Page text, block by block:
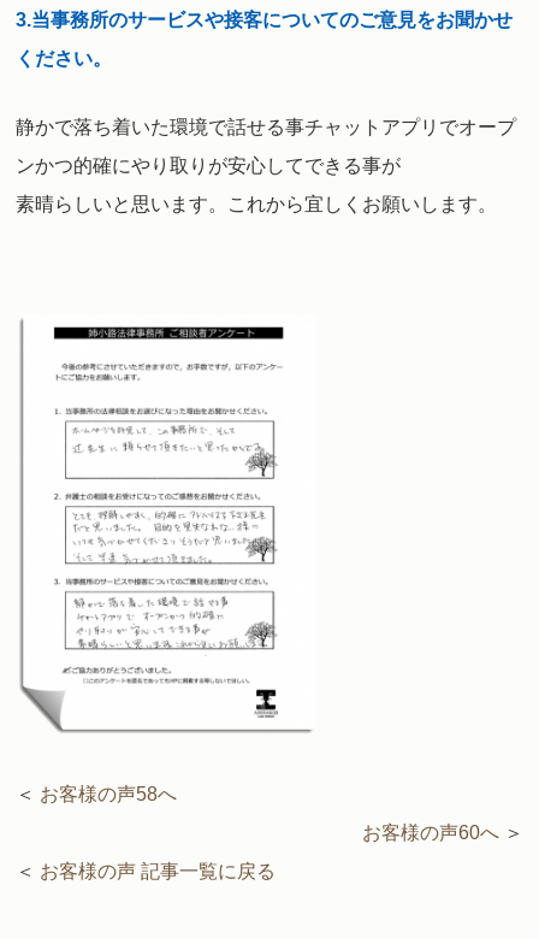
3.当事務所のサービスや接客についてのご意見をお聞かせ
ください。
静かで落ち着いた環境で話せる事チャットアプリでオープ
ンかつ的確にやり取りが安心してできる事が
素晴らしいと思います。これから宜しくお願いします。
＜ お客様の声58へ
お客様の声60へ＞
＜ お客様の声 記事一覧に戻る